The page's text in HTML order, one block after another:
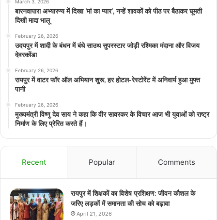
March 3, 2026
बारनवापारा अभ्यारण्य में दिखा ‘मां का प्यार’, नन्हें शावकों को पीठ पर बैठाकर घूमती
दिखी मादा भालू
February 26, 2026
उदयपुर में शादी के बंधन में बंधे साउथ सुपरस्टार जोड़ी रश्मिका मंदाना और विजय
देवरकोंडा
February 26, 2026
रायपुर में वाटर फॉर ऑल अभियान शुरू, हर होटल-रेस्टोरेंट में अनिवार्य हुआ मुफ्त
पानी
February 26, 2026
मुख्यमंत्री विष्णु देव साय ने कहा कि वीर सावरकर के विचार आज भी युवाओं को राष्ट्र
निर्माण के लिए प्रेरित करते हैं।
Recent Popular Comments
रायपुर में शिक्षकों का विशेष प्रशिक्षण: जीवन कौशल के
जरिए लड़कों में समानता की सोच को बढ़ावा
April 21, 2026